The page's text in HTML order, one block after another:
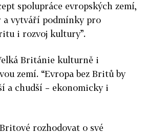
spolupráce evropských zemí,
vytváří podmínky pro
i rozvoj kultury”.
Británie kulturně i
zemí. “Evropa bez Britů by
a chudší – ekonomicky i
rozhodovat o své